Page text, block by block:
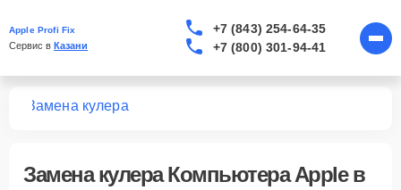
Apple Profi Fix
Сервис в Казани
+7 (843) 254-64-35
+7 (800) 301-94-41
Замена кулера
Замена кулера Компьютера Apple в